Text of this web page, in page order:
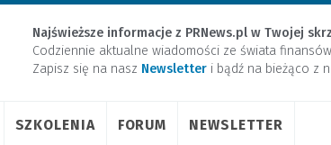
Najświeższe informacje z PRNews.pl w Twojej
Codziennie aktualne wiadomości ze świata
Zapisz się na nasz Newsletter ​i bądź na bieżąco z
SZKOLENIA FORUM NEWSLETTER